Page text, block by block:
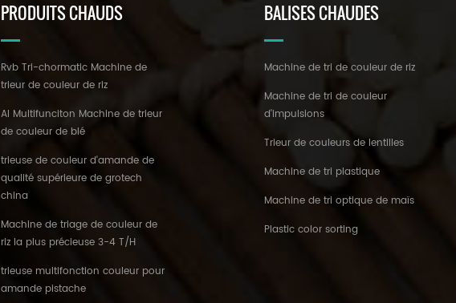
PRODUITS CHAUDS
Rvb Tri-chormatic Machine de
trieur de couleur de riz
AI Multifunciton Machine de trieur
de couleur de blé
trieuse de couleur d'amande de
qualité supérieure de grotech
china
Machine de triage de couleur de
riz la plus précieuse 3-4 T/H
trieuse multifonction couleur pour
amande pistache
BALISES CHAUDES
Machine de tri de couleur de riz
Machine de tri de couleur
d'impulsions
Trieur de couleurs de lentilles
Machine de tri plastique
Machine de tri optique de maïs
Plastic color sorting